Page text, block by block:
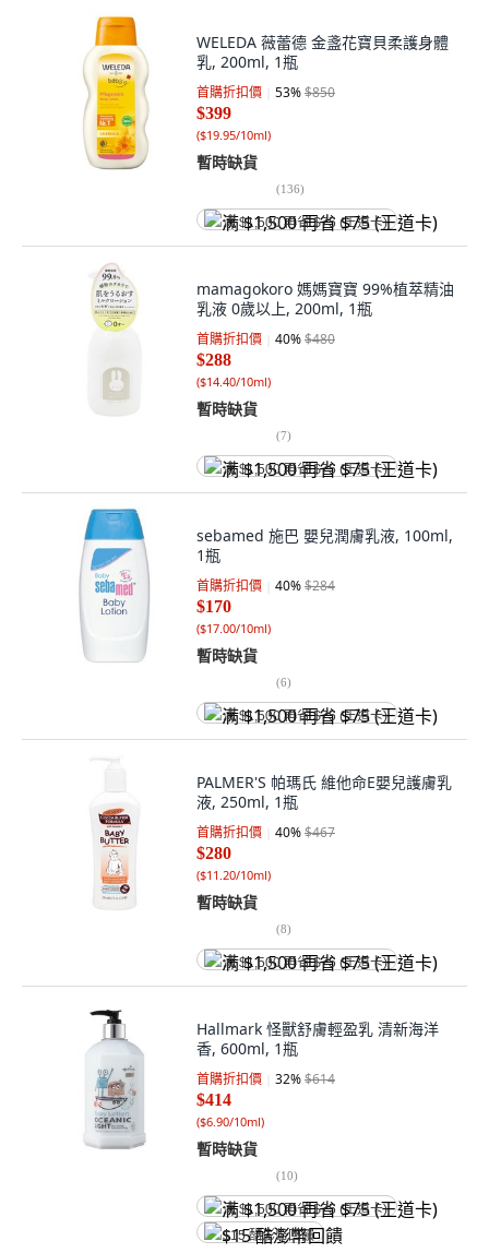
WELEDA 薇蕾德 金盞花寶貝柔護身體
乳, 200ml, 1瓶
首購折扣價 53%$850
$399
($19.95/10ml)
暫時缺貨
(136)
满 $1,500 再省 $75 (王道卡)
mamagokoro 媽媽寶寶 99%植萃精油
乳液 0歲以上, 200ml, 1瓶
首購折扣價 40%$480
$288
($14.40/10ml)
暫時缺貨
(7)
满 $1,500 再省 $75 (王道卡)
sebamed 施巴 嬰兒潤膚乳液, 100ml,
1瓶
首購折扣價 40%$284
$170
($17.00/10ml)
暫時缺貨
(6)
满 $1,500 再省 $75 (王道卡)
PALMER'S 帕瑪氏 維他命E嬰兒護膚乳
液, 250ml, 1瓶
首購折扣價 40%$467
$280
($11.20/10ml)
暫時缺貨
(8)
满 $1,500 再省 $75 (王道卡)
Hallmark 怪獸舒膚輕盈乳 清新海洋
香, 600ml, 1瓶
首購折扣價 32%$614
$414
($6.90/10ml)
暫時缺貨
(10)
满 $1,500 再省 $75 (王道卡)
$15 酷澎幣回饋